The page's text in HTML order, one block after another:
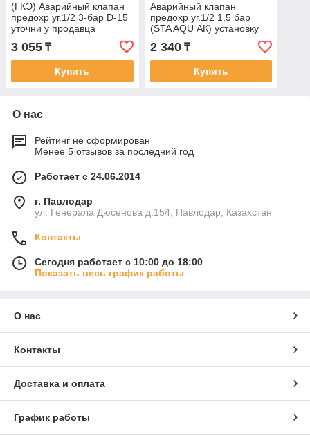
(ГКЭ) Аварийный клапан
предохр уг.1/2 3-бар D-15
уточни у продавца
рекомендации
эксплуатации
3 055 ₸
Купить
Аварийный клапан
предохр уг.1/2 1,5 бар
(STA AQU АК) установку
клапана производится
только
высококвалифицированным
специалистом. У
2 340₸
Купить
О нас
Рейтинг не сформирован
Менее 5 отзывов за последний год
Работает с 24.06.2014
г. Павлодар
ул. Генерала Дюсенова д.154, Павлодар, Казахстан
Контакты
Сегодня работает с 10:00 до 18:00
Показать весь график работы
О нас
Контакты
Доставка и оплата
График работы